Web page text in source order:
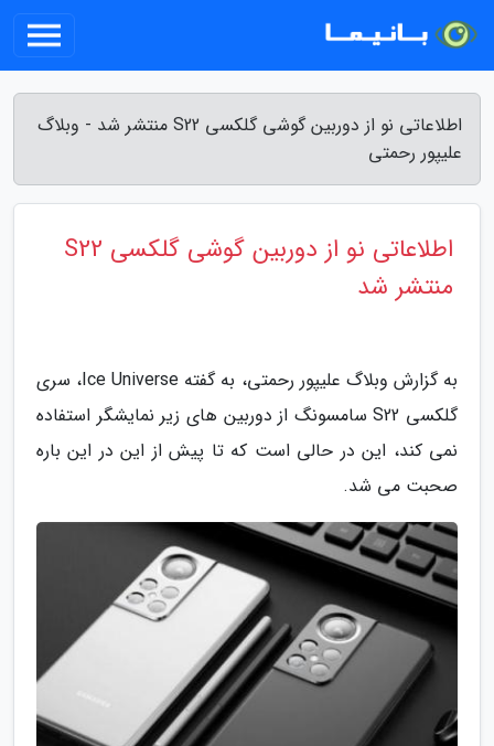
اطلاعاتی نو از دوربین گوشی گلکسی S22 منتشر شد - وبلاگ
علیپور رحمتی
اطلاعاتی نو از دوربین گوشی گلکسی S22
منتشر شد
به گزارش وبلاگ علیپور رحمتی، به گفته Ice Universe، سری
گلکسی S22 سامسونگ از دوربین های زیر نمایشگر استفاده
نمی کند، این در حالی است که تا پیش از این در این باره
صحبت می شد.